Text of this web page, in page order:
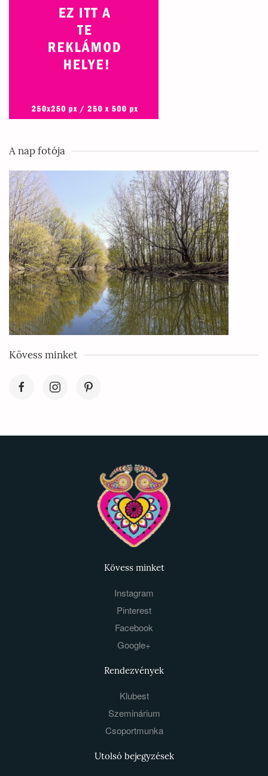
A nap fotója
Kövess minket
Kövess minket
Instagram
Pinterest
Facebook
Google+
Rendezvények
Klubest
Szeminárium
Csoportmunka
Utolsó bejegyzések